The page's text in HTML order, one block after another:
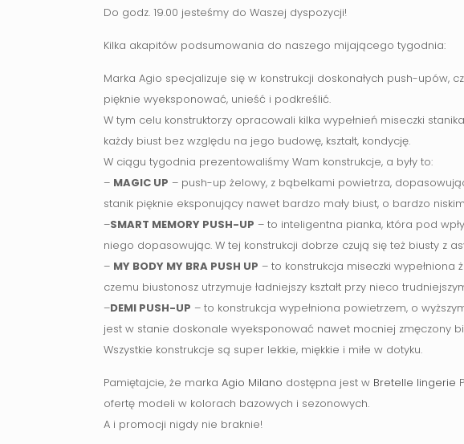
Do godz. 19.00 jesteśmy do Waszej dyspozycji!
Kilka akapitów podsumowania do naszego mijającego tygodnia:
Marka Agio specjalizuje się w konstrukcji doskonałych push-upów,
pięknie wyeksponować, unieść i podkreślić.
W tym celu konstruktorzy opracowali kilka wypełnień miseczki
każdy biust bez względu na jego budowę, kształt, kondycję.
W ciągu tygodnia prezentowaliśmy Wam konstrukcje, a były to:
– MAGIC UP – push-up żelowy, z bąbelkami powietrza,
stanik pięknie eksponujący nawet bardzo mały biust, o bardzo
–SMART MEMORY PUSH-UP – to inteligentna pianka, która pod
niego dopasowując. W tej konstrukcji dobrze czują się też biusty z
– MY BODY MY BRA PUSH UP – to konstrukcja miseczki
czemu biustonosz utrzymuje ładniejszy kształt przy nieco
–DEMI PUSH-UP – to konstrukcja wypełniona powietrzem, o
jest w stanie doskonale wyeksponować nawet mocniej zmęczony
Wszystkie konstrukcje są super lekkie, miękkie i miłe w dotyku.
Pamiętajcie, że markaAgio Milano dostępna jest w Bretelle lingerie
ofertę modeli w kolorach bazowych i sezonowych.
A i promocji nigdy nie braknie!